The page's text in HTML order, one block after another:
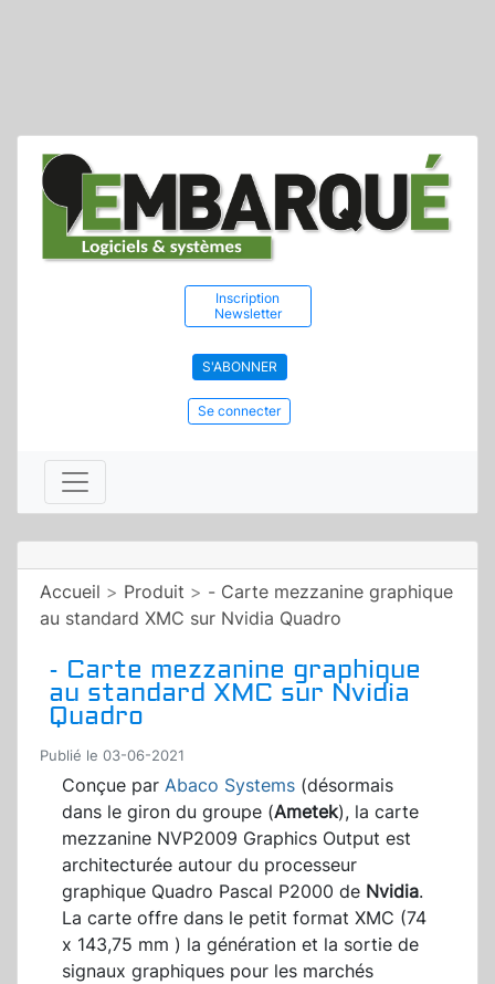
Inscription
Newsletter
S'ABONNER
Se connecter
Accueil > Produit > - Carte mezzanine graphique
au standard XMC sur Nvidia Quadro
- Carte mezzanine graphique
au standard XMC sur Nvidia
Quadro
Publié le 03-06-2021
Conçue par Abaco Systems (désormais
dans le giron du groupe (Ametek), la carte
mezzanine NVP2009 Graphics Output est
architecturée autour du processeur
graphique Quadro Pascal P2000 de Nvidia.
La carte offre dans le petit format XMC (74
x 143,75 mm ) la génération et la sortie de
signaux graphiques pour les marchés